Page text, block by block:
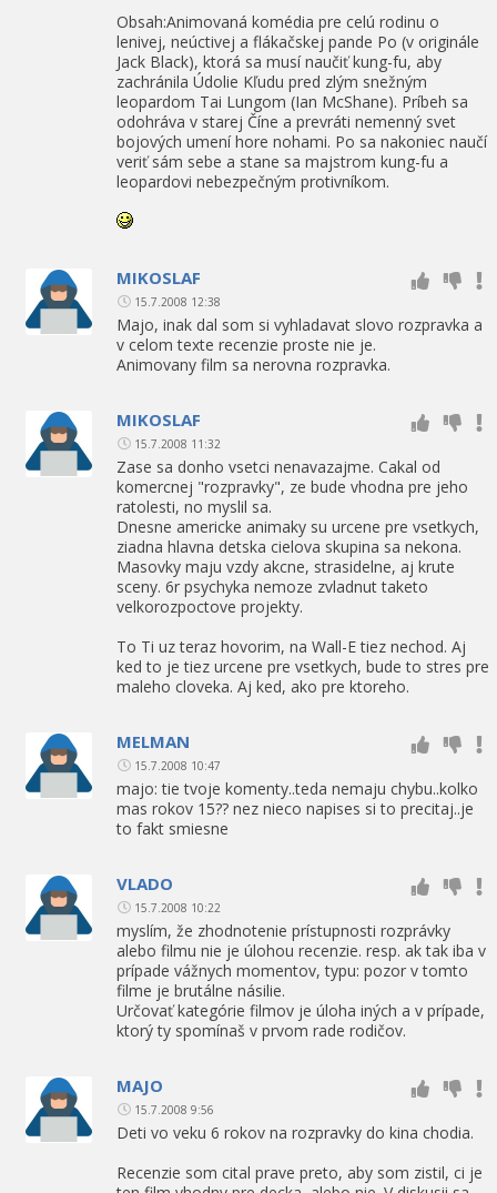
Obsah:Animovaná komédia pre celú rodinu o
lenivej, neúctivej a flákačskej pande Po (v originále
Jack Black), ktorá sa musí naučiť kung-fu, aby
zachránila Údolie Kľudu pred zlým snežným
leopardom Tai Lungom (Ian McShane). Príbeh sa
odohráva v starej Číne a prevráti nemenný svet
bojových umení hore nohami. Po sa nakoniec naučí
veriť sám sebe a stane sa majstrom kung-fu a
leopardovi nebezpečným protivníkom.
MIKOSLAF
15.7.2008 12:38
Majo, inak dal som si vyhladavat slovo rozpravka a
v celom texte recenzie proste nie je.
Animovany film sa nerovna rozpravka.
MIKOSLAF
15.7.2008 11:32
Zase sa donho vsetci nenavazajme. Cakal od
komercnej "rozpravky", ze bude vhodna pre jeho
ratolesti, no myslil sa.
Dnesne americke animaky su urcene pre vsetkych,
ziadna hlavna detska cielova skupina sa nekona.
Masovky maju vzdy akcne, strasidelne, aj krute
sceny. 6r psychyka nemoze zvladnut taketo
velkorozpoctove projekty.
To Ti uz teraz hovorim, na Wall-E tiez nechod. Aj
ked to je tiez urcene pre vsetkych, bude to stres pre
maleho cloveka. Aj ked, ako pre ktoreho.
MELMAN
15.7.2008 10:47
majo: tie tvoje komenty..teda nemaju chybu..kolko
mas rokov 15?? nez nieco napises si to precitaj..je
to fakt smiesne
VLADO
15.7.2008 10:22
myslím, že zhodnotenie prístupnosti rozprávky
alebo filmu nie je úlohou recenzie. resp. ak tak iba v
prípade vážnych momentov, typu: pozor v tomto
filme je brutálne násilie.
Určovať kategórie filmov je úloha iných a v prípade,
ktorý ty spomínaš v prvom rade rodičov.
MAJO
15.7.2008 9:56
Deti vo veku 6 rokov na rozpravky do kina chodia.
Recenzie som cital prave preto, aby som zistil, ci je